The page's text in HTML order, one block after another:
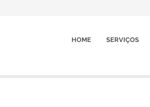
HOME SERVIÇOS